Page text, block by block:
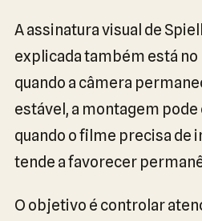
A assinatura visual de
explicada também está
quando a câmera
estável, a montagem pode
quando o filme precisa de
tende a favorecer
O objetivo é controlar